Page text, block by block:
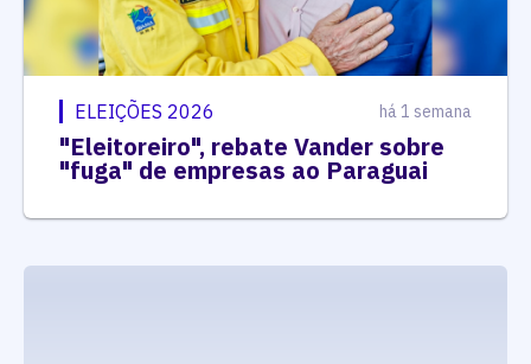
ELEIÇÕES 2026 há 1 semana
"Eleitoreiro", rebate Vander sobre
"fuga" de empresas ao Paraguai